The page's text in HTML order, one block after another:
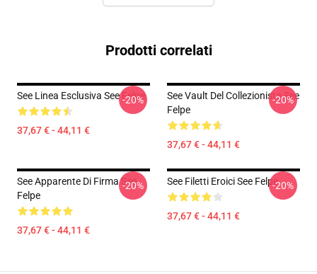
Prodotti correlati
See Linea Esclusiva See Felpe
37,67 € - 44,11 €
-20%
See Vault Del Collezionista See
Felpe
37,67 € - 44,11 €
-20%
See Apparente Di Firma See
Felpe
37,67 € - 44,11 €
-20% See Filetti Eroici See Felpe
37,67 € - 44,11 €
-20%